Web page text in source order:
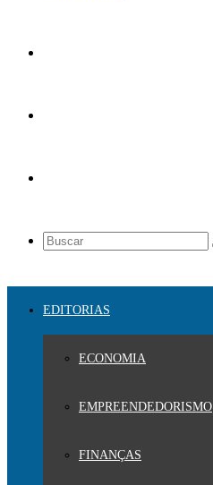
EDITORIAS
ECONOMIA
EMPREENDEDORISMO
FINANÇAS